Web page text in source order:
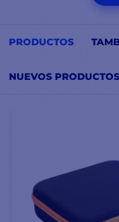
PRODUCTOS
NUEVOS PRODUCTOS